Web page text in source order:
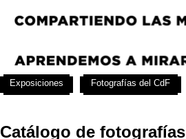
Catálogo de fotografías
Exposiciones Fotografías del CdF